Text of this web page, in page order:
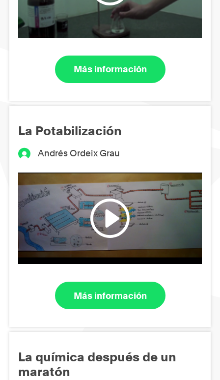
Más información
La Potabilización
Andrés Ordeix Grau
Más información
La química después de un
maratón